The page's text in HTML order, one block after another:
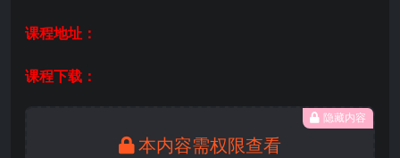
课程地址：
课程下载：
隐藏内容
本内容需权限查看